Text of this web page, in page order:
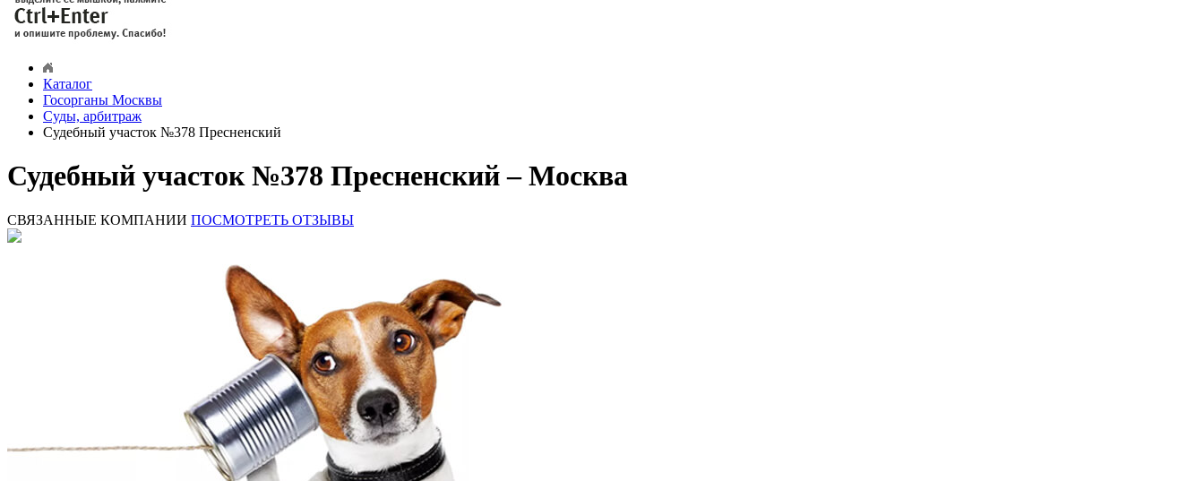
Каталог
Госорганы Москвы
Суды, арбитраж
Судебный участок №378 Пресненский
Судебный участок №378 Пресненский – Москва
СВЯЗАННЫЕ КОМПАНИИ ПОСМОТРЕТЬ ОТЗЫВЫ